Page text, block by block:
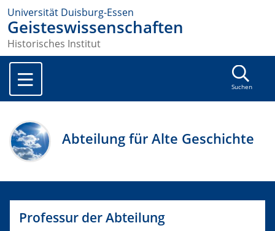
Universität Duisburg-Essen
Geisteswissenschaften
Historisches Institut
Suchen
Abteilung für Alte Geschichte
Professur der Abteilung